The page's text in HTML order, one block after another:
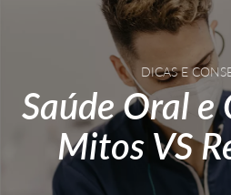
DICAS E
Saúde Oral e
Mitos VS